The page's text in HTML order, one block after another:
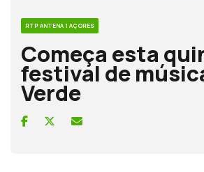
RTP ANTENA 1 AÇORES
Começa esta
festival de
Verde